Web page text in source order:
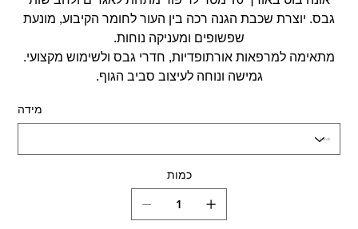
גבס. יוצרת שכבת הגנה רכה בין העור לחומר הקיבוע, מונעת
שפשופים ומעניקה נוחות.
מתאימה למרפאות אורתופדיות, חדרי גבס ולשימוש מקצועי.
גמישה ונוחה לעיצוב סביב הגוף.
מידה
כמות